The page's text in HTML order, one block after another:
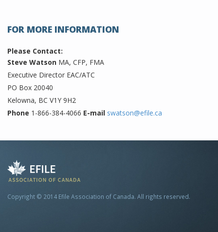
FOR MORE INFORMATION
Please Contact:
Steve Watson MA, CFP, FMA
Executive Director EAC/ATC
PO Box 20040
Kelowna, BC V1Y 9H2
Phone 1-866-384-4066 E-mail swatson@efile.ca
Copyright © 2014 Efile Association of Canada. All rights reserved.